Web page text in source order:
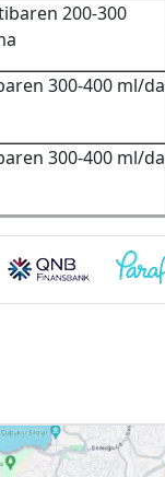
200-300
300-400 ml/da
300-400 ml/da